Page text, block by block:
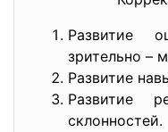
Развитие
зрительно –
Развитие
Развитие
склонностей.